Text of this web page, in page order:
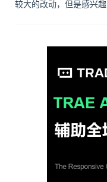
较大的改动，但是感兴